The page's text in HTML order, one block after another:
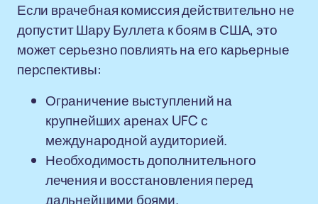
Если врачебная комиссия действительно не
допустит Шару Буллета к боям в США, это
может серьезно повлиять на его карьерные
перспективы:
Ограничение выступлений на
крупнейших аренах UFC с
международной аудиторией.
Необходимость дополнительного
лечения и восстановления перед
дальнейшими боями.